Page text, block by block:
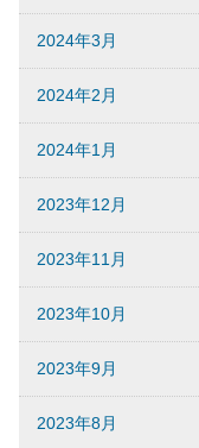
2024年3月
2024年2月
2024年1月
2023年12月
2023年11月
2023年10月
2023年9月
2023年8月